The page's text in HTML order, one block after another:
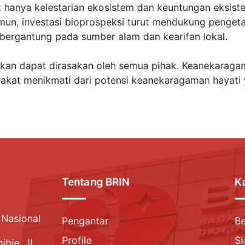
hanya kelestarian ekosistem dan keuntungan
investasi bioprospeksi turut mendukung
pada sumber alam dan kearifan lokal.
dapat dirasakan oleh semua pihak.
menikmati dari potensi keanekaragaman hayati
Jl.
Tentang BRIN
Pengantar
Profile